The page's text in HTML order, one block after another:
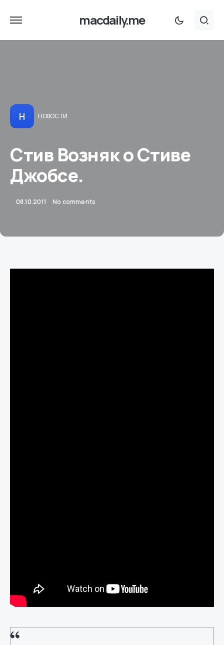
macdaily.me
Н НОВОСТИ
Стив Возняк о Стиве
Джобсе.
08.10.2011 No comments